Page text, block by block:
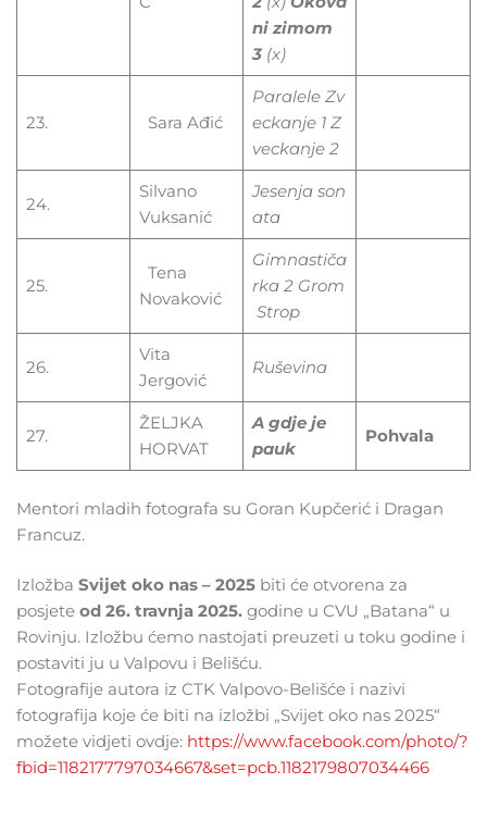
ni zimom
3 (x)
23. Sara Ađić
Paralele Zv
eckanje 1 Z
veckanje 2
24.
Silvano
Vuksanić
Jesenja son
ata
25.
Tena
Novaković
Gimnastiča
rka2 Grom
Strop
26.
Vita
Jergović
Ruševina
27.
ŽELJKA
HORVAT
A gdje je
pauk
Pohvala
Mentori mladih fotografa su Goran Kupčerić i Dragan
Francuz.
Izložba Svijet oko nas – 2025 biti će otvorena za
posjete od 26. travnja 2025. godine u CVU „Batana“ u
Rovinju. Izložbu ćemo nastojati preuzeti u toku godine i
postaviti ju u Valpovu i Belišću.
Fotografije autora iz CTK Valpovo-Belišće i nazivi
fotografija koje će biti na izložbi „Svijet oko nas 2025“
možete vidjeti ovdje: https://www.facebook.com/photo/?
fbid=1182177797034667&set=pcb.1182179807034466